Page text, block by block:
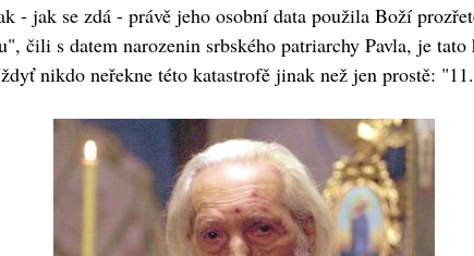
- jak se zdá - právě jeho osobní data použila Boží
čili s datem narozenin srbského patriarchy Pavla, je
nikdo neřekne této katastrofě jinak než jen prostě: